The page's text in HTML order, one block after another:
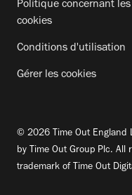
Politique concernant les
cookies
Conditions d'utilisation
Gérer les cookies
© 2026 Time Out England
by Time Out Group Plc. All
trademark of Time Out